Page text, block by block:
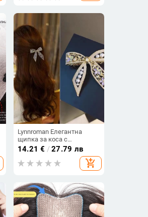
Lynnroman Елегантна
щипка за коса с
панделка, щипка за
бретон, странична щипка
за горна част, фиба за
коса отзад на главата,
корени на косата
14.21 € /27.79 лв
add_shopping_cart